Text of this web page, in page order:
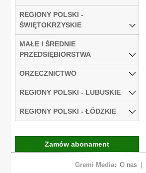
REGIONY POLSKI -
ŚWIĘTOKRZYSKIE
MAŁE I ŚREDNIE
PRZEDSIĘBIORSTWA
ORZECZNICTWO
REGIONY POLSKI - LUBUSKIE
REGIONY POLSKI - ŁÓDZKIE
Zamów abonament
Gremi Media: O nas